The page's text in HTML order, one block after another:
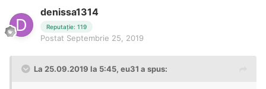
denissa1314
Reputație: 119
Postat Septembrie 25, 2019
La 25.09.2019 la 5:45, eu31 a spus: